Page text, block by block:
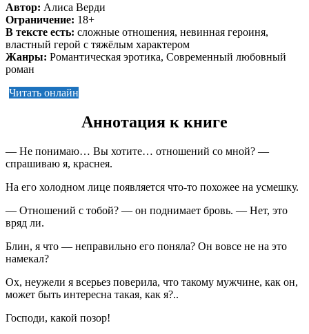
Автор: Алиса Верди
Ограничение: 18+
В тексте есть: сложные отношения, невинная героиня,
властный герой с тяжёлым характером
Жанры: Романтическая эротика, Современный любовный
роман
Читать онлайн
Аннотация к книге
— Не понимаю… Вы хотите… отношений со мной? —
спрашиваю я, краснея.
На его холодном лице появляется что-то похожее на усмешку.
— Отношений с тобой? — он поднимает бровь. — Нет, это
вряд ли.
Блин, я что — неправильно его поняла? Он вовсе не на это
намекал?
Ох, неужели я всерьез поверила, что такому мужчине, как он,
может быть интересна такая, как я?..
Господи, какой позор!